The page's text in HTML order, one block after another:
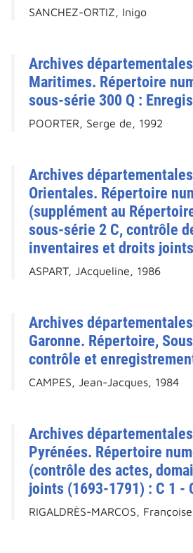
SANCHEZ-ORTIZ, Inigo
Archives
Maritimes. Répertoire
sous-série 300 Q :
POORTER, Serge de, 1992
Archives
Orientales. Répertoire
(supplément au
sous-série 2 C, contrôle
inventaires et droits
ASPART, JAcqueline, 1986
Archives
Garonne. Répertoire,
contrôle et
CAMPES, Jean-Jacques, 1984
Archives
Pyrénées. Répertoire
(contrôle des actes,
joints (1693-1791) : C 1 -
RIGALDRÈS-MARCOS,